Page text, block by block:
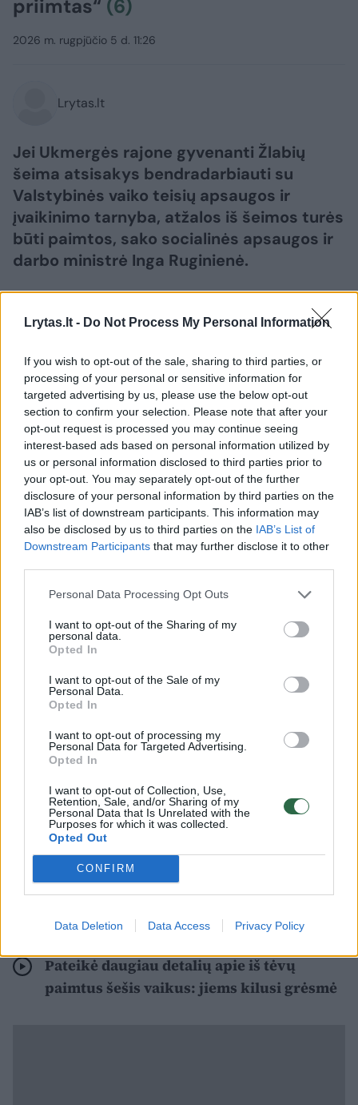
Lrytas.lt - Do Not Process My Personal Information
If you wish to opt-out of the sale, sharing to third parties, or
processing of your personal or sensitive information for
targeted advertising by us, please use the below opt-out
section to confirm your selection. Please note that after your
opt-out request is processed you may continue seeing
interest-based ads based on personal information utilized by
us or personal information disclosed to third parties prior to
your opt-out. You may separately opt-out of the further
disclosure of your personal information by third parties on the
IAB’s list of downstream participants. This information may
also be disclosed by us to third parties on the IAB’s List of
Downstream Participants that may further disclose it to other
Personal Data Processing Opt Outs
I want to opt-out of the Sharing of my
personal data.
Opted In
I want to opt-out of the Sale of my
Personal Data.
Opted In
I want to opt-out of processing my
Personal Data for Targeted Advertising.
Opted In
I want to opt-out of Collection, Use,
Retention, Sale, and/or Sharing of my
Personal Data that Is Unrelated with the
Purposes for which it was collected.
Opted Out
CONFIRM
Data Deletion Data Access Privacy Policy
priimtas“ (6)
2026 m. rugpjūčio 5 d. 11:26
Lrytas.lt
Jei Ukmergės rajone gyvenanti Žlabių
šeima atsisakys bendradarbiauti su
Valstybinės vaiko teisių apsaugos ir
įvaikinimo tarnyba, atžalos iš šeimos turės
būti paimtos, sako socialinės apsaugos ir
darbo ministrė Inga Ruginienė.
Daugiau nuotraukų (4)
„Vaiko teisių apsaugos tarnyba stengiasi
surasti tą kontaktą, nes lyg ir buvo tokių
užuomazgų, kad šeima eis į kontaktą ir priims
pagalbą.
pagalbą ir vaikai augtų kiek įmanoma
saugesnėje aplinkoje. (…) Bet jeigu šeima
atsisakys priimti pagalbą, tada reikės
atitinkamai priimti sprendimus“, – Eltai
trečiadienį teigė I. Ruginienė.
„Sprendimas yra priimtas, kad vaikai turi būti
paimti, bet valstybės tikslas nėra paimti
vaikus iš šeimos. Valstybės tikslas yra, kad
šeima ir vaikai turėtų visokeriopą pagalbą.
Pateikė daugiau detalių apie iš tėvų
paimtus šešis vaikus: jiems kilusi grėsmė